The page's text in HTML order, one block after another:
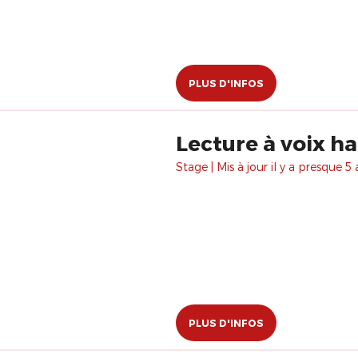
PLUS D'INFOS
Lecture à voix
Stage | Mis à jour il y a presque 5
PLUS D'INFOS